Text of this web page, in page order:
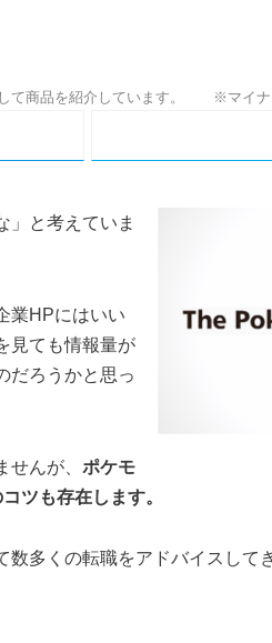
」と考えていま
業HPにはいい
見ても情報量が
だろうかと思っ
んが、 ポケモ
ツも存在します。
数多くの転職をアドバイスして